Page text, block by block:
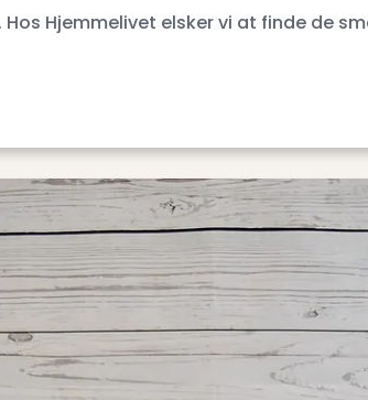
Hjemmelivet elsker vi at finde de